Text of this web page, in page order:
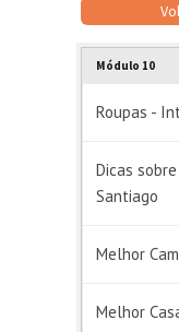
Módulo 10
Roupas -
Dicas
Santiago
Melhor
Melhor